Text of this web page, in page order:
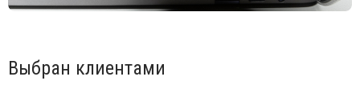
Выбран клиентами